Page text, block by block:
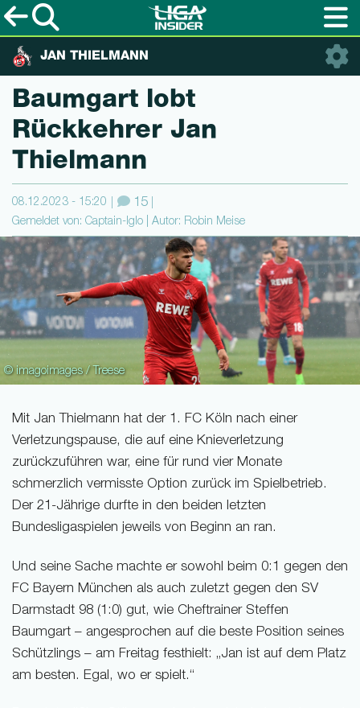
JAN THIELMANN
Baumgart lobt
Rückkehrer Jan
Thielmann
08.12.2023 - 15:20 15
Gemeldet von: Captain-Iglo | Autor: Robin Meise
© imagoimages / Treese
Mit Jan Thielmann hat der 1. FC Köln nach einer
Verletzungspause, die auf eine Knieverletzung
zurückzuführen war, eine für rund vier Monate
schmerzlich vermisste Option zurück im Spielbetrieb.
Der 21-Jährige durfte in den beiden letzten
Bundesligaspielen jeweils von Beginn an ran.
Und seine Sache machte er sowohl beim 0:1 gegen den
FC Bayern München als auch zuletzt gegen den SV
Darmstadt 98 (1:0) gut, wie Cheftrainer Steffen
Baumgart – angesprochen auf die beste Position seines
Schützlings – am Freitag festhielt: „Jan ist auf dem Platz
am besten. Egal, wo er spielt.“